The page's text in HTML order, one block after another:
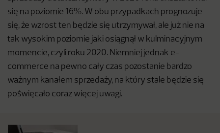
się na poziomie 16%. W obu przypadkach prognozuje
się, że wzrost ten będzie się utrzymywał, ale już nie na
tak wysokim poziomie jaki osiągnął w kulminacyjnym
momencie, czyli roku 2020. Niemniej jednak e-
commerce na pewno cały czas pozostanie bardzo
ważnym kanałem sprzedaży, na który stale będzie się
poświęcało coraz więcej uwagi.